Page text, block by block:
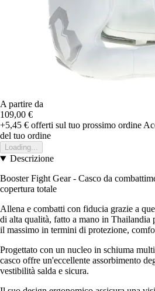
A partire da
109,00 €
+5,45 € offerti sul tuo prossimo ordine
del tuo ordine
Loading...
Descrizione
Booster Fight Gear - Casco da
copertura totale
Allena e combatti con fiducia grazie a
di alta qualità, fatto a mano in Thailandia
il massimo in termini di protezione,
Progettato con un nucleo in schiuma
casco offre un'eccellente assorbimento
vestibilità salda e sicura.